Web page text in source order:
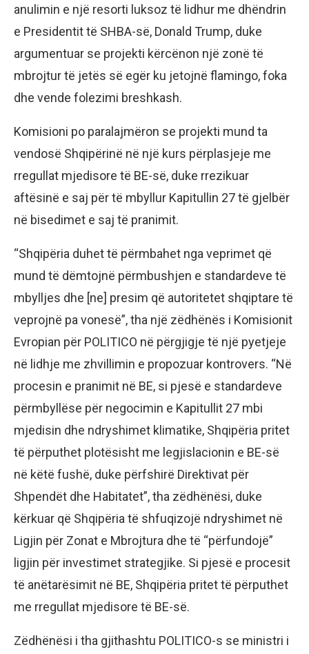
anulimin e një resorti luksoz të lidhur me dhëndrin
e Presidentit të SHBA-së, Donald Trump, duke
argumentuar se projekti kërcënon një zonë të
mbrojtur të jetës së egër ku jetojnë flamingo, foka
dhe vende folezimi breshkash.
Komisioni po paralajmëron se projekti mund ta
vendosë Shqipërinë në një kurs përplasjeje me
rregullat mjedisore të BE-së, duke rrezikuar
aftësinë e saj për të mbyllur Kapitullin 27 të gjelbër
në bisedimet e saj të pranimit.
“Shqipëria duhet të përmbahet nga veprimet që
mund të dëmtojnë përmbushjen e standardeve të
mbylljes dhe [ne] presim që autoritetet shqiptare të
veprojnë pa vonesë”, tha një zëdhënës i Komisionit
Evropian për POLITICO në përgjigje të një pyetjeje
në lidhje me zhvillimin e propozuar kontrovers. “Në
procesin e pranimit në BE, si pjesë e standardeve
përmbyllëse për negocimin e Kapitullit 27 mbi
mjedisin dhe ndryshimet klimatike, Shqipëria pritet
të përputhet plotësisht me legjislacionin e BE-së
në këtë fushë, duke përfshirë Direktivat për
Shpendët dhe Habitatet”, tha zëdhënësi, duke
kërkuar që Shqipëria të shfuqizojë ndryshimet në
Ligjin për Zonat e Mbrojtura dhe të “përfundojë”
ligjin për investimet strategjike. Si pjesë e procesit
të anëtarësimit në BE, Shqipëria pritet të përputhet
me rregullat mjedisore të BE-së.
Zëdhënësi i tha gjithashtu POLITICO-s se ministri i